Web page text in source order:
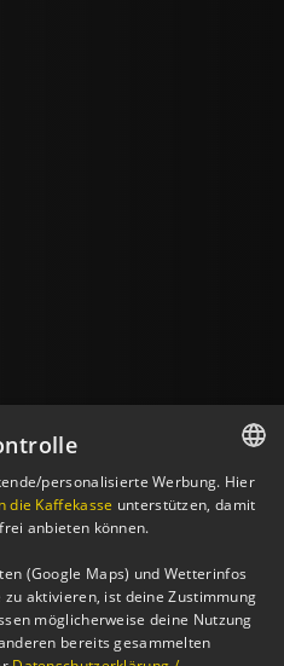
GERMAN
personalisierte Werbung. Hier
die Kaffekasse unterstützen, damit
anbieten können.
(Google Maps) und Wetterinfos
aktivieren, ist deine Zustimmung
möglicherweise deine Nutzung
bereits gesammelten